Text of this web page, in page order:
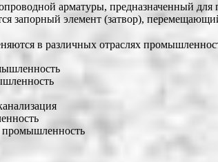
арматуры, предназначенный
запорный элемент (затвор),
в различных отраслях
промышленность